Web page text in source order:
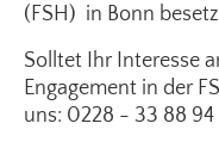
(FSH) in Bonn
Solltet Ihr Interesse
Engagement in der
uns: 0228 - 33 88 94